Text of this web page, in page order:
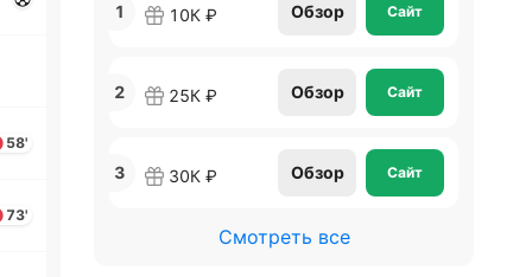
58'
73'
1 10К ₽ Обзор Сайт
2 25К ₽ Обзор Сайт
3 30К ₽ Обзор Сайт
Смотреть все